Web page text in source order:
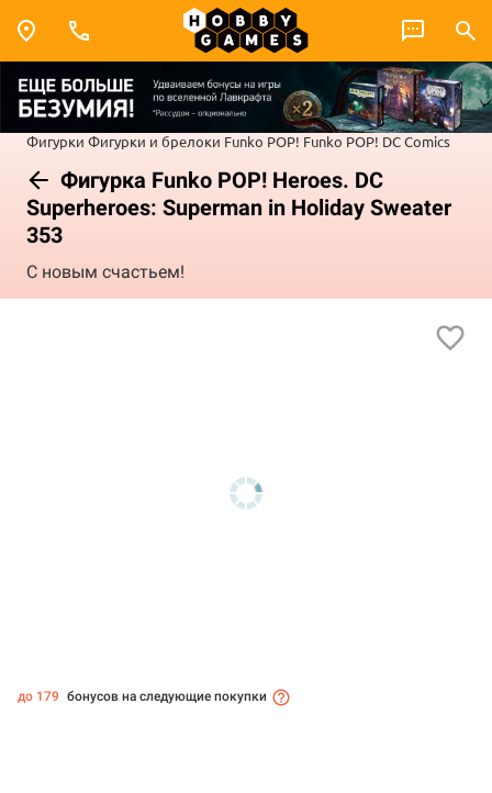
Фигурки Фигурки и брелоки Funko POP! Funko POP! DC Comics
Фигурка Funko POP! Heroes. DC
Superheroes: Superman in Holiday Sweater
353
С новым счастьем!
до 179 бонусов на следующие покупки